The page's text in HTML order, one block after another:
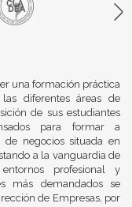
una formación práctica
diferentes áreas de
de sus estudiantes
para formar a
de negocios situada en
a la vanguardia de
profesional y
más demandados se
de Empresas, por